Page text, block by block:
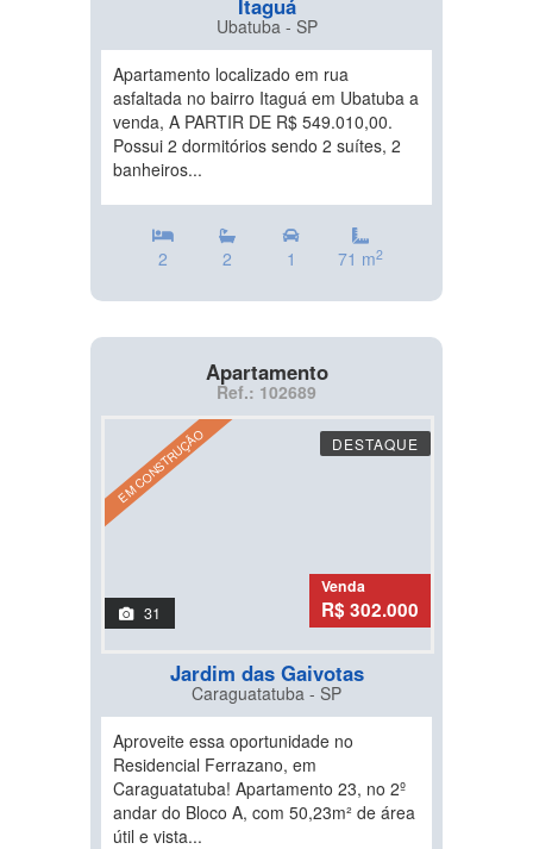
Itaguá
Ubatuba - SP
Apartamento localizado em rua
asfaltada no bairro Itaguá em Ubatuba a
venda, A PARTIR DE R$ 549.010,00.
Possui 2 dormitórios sendo 2 suítes, 2
banheiros...
2 2 1 71 m2
Apartamento
Ref.: 102689
EM CONSTRUÇÃO DESTAQUE
31
Venda
R$ 302.000
Jardim das Gaivotas
Caraguatatuba - SP
Aproveite essa oportunidade no
Residencial Ferrazano, em
Caraguatatuba! Apartamento 23, no 2º
andar do Bloco A, com 50,23m² de área
útil e vista...